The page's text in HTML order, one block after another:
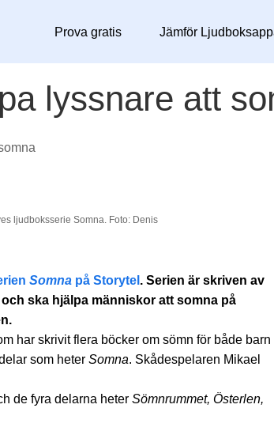
Prova gratis Jämför
lyssnare att
ljudboksserie Somna. Foto: Denis
Somna på Storytel . Serien är skriven av
ska hjälpa människor att somna på
har skrivit flera böcker om sömn för både barn
som heter Somna. Skådespelaren Mikael
de fyra delarna heter Sömnrummet, Österlen,